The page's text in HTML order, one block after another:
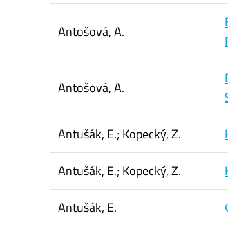
Antošová, A.
Antošová, A.
Antušák, E.; Kopecký, Z.
Antušák, E.; Kopecký, Z.
Antušák, E.